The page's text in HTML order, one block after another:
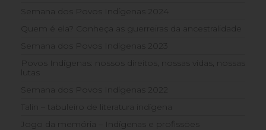
Semana dos Povos Indígenas 2024
Quem é ela? Conheça as guerreiras da ancestralidade
Semana dos Povos Indígenas 2023
Povos Indígenas: nossos direitos, nossas vidas, nossas
lutas
Semana dos Povos Indígenas 2022
Talin – tabuleiro de literatura indígena
Jogo da memória – Indígenas e profissões